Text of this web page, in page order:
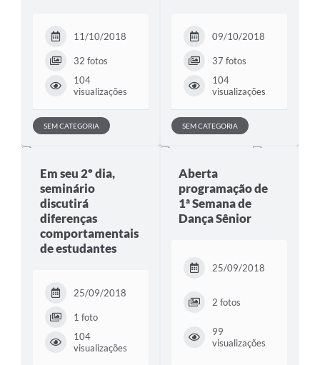
11/10/2018
32 fotos
104
visualizações
SEM CATEGORIA
09/10/2018
37 fotos
104
visualizações
SEM CATEGORIA
Em seu 2º dia,
seminário
discutirá
diferenças
comportamentais
de estudantes
25/09/2018
1 foto
104
visualizações
Aberta
programação de
1ª Semana de
Dança Sênior
25/09/2018
2 fotos
99
visualizações